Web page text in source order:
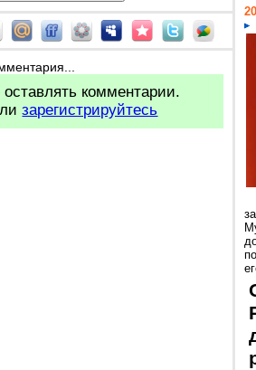
комментарии.
зарегистрируйтесь